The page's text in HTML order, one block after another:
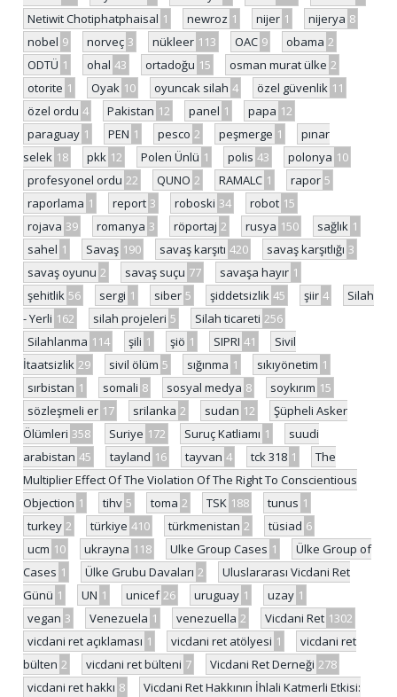
Netiwit Chotiphatphaisal 1 newroz 1 nijer 1 nijerya 8
nobel 9 norveç 3 nükleer 113 OAC 9 obama 2
ODTÜ 1 ohal 43 ortadoğu 15 osman murat ülke 2
otorite 1 Oyak 10 oyuncak silah 4 özel güvenlik 11
özel ordu 4 Pakistan 12 panel 1 papa 12
paraguay 1 PEN 1 pesco 2 peşmerge 1
pınar
selek 18 pkk 12 Polen Ünlü 1 polis 43 polonya 10
profesyonel ordu 22 QUNO 2 RAMALC 1 rapor 5
raporlama 1 report 3 roboski 34 robot 15
rojava 39 romanya 3 röportaj 2 rusya 150 sağlık 1
sahel 1 Savaş 190 savaş karşıtı 420 savaş karşıtlığı 3
savaş oyunu 2 savaş suçu 77 savaşa hayır 1
şehitlik 56 sergi 1 siber 5 şiddetsizlik 45 şiir 4
Silah
- Yerli 162 silah projeleri 5 Silah ticareti 256
Silahlanma 114 şili 1 şiö 1 SIPRI 41
Sivil
İtaatsizlik 29 sivil ölüm 5 sığınma 1 sıkıyönetim 1
sırbistan 1 somali 8 sosyal medya 8 soykırım 15
sözleşmeli er 17 srilanka 2 sudan 12
Şüpheli Asker
Ölümleri 358 Suriye 172 Suruç Katliamı 1
suudi
arabistan 45 tayland 16 tayvan 4 tck 318 1
The
Multiplier Effect Of The Violation Of The Right To Conscientious
Objection 1 tihv 5 toma 2 TSK 188 tunus 1
turkey 2 türkiye 410 türkmenistan 2 tüsiad 6
ucm 10 ukrayna 118 Ulke Group Cases 1
Ülke Group of
Cases 1 Ülke Grubu Davaları 2
Uluslararası Vicdani Ret
Günü 1 UN 1 unicef 26 uruguay 1 uzay 1
vegan 3 Venezuela 1 venezuella 2 Vicdani Ret 1302
vicdani ret açıklaması 1 vicdani ret atölyesi 1
vicdani ret
bülten 2 vicdani ret bülteni 7 Vicdani Ret Derneği 278
vicdani ret hakkı 8
Vicdani Ret Hakkının İhlali Katmerli Etkisi: